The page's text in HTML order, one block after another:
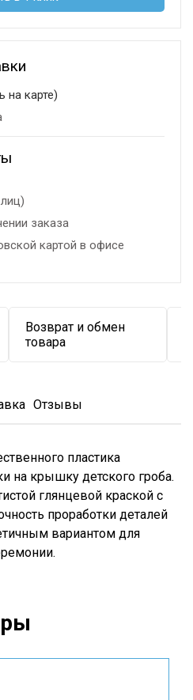
на карте)
заказа
картой в офисе
Возврат и обмен
товара
Отзывы
пластика
на крышку детского гроба.
глянцевой краской с
проработки деталей
вариантом для